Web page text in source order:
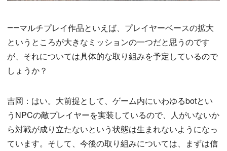
――マルチプレイ作品といえば、プレイヤーベースの拡大
というところが大きなミッションの一つだと思うのです
が、それについては具体的な取り組みを予定しているので
しょうか？
吉岡：はい。大前提として、ゲーム内にいわゆるbotとい
うNPCの敵プレイヤーを実装しているので、人がいないか
ら対戦が成り立たないという状態は生まれないようになっ
ています。そして、今後の取り組みについては、まずは信